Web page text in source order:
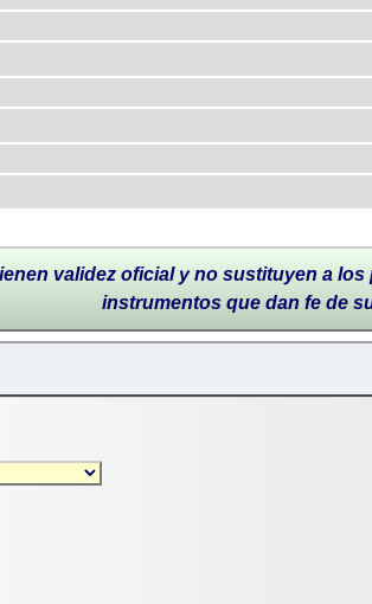
validez oficial y no sustituyen a
instrumentos que dan fe de